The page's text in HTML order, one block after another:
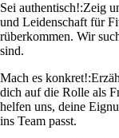
Sei authentisch!:Zeig
und Leidenschaft für
rüberkommen. Wir
sind.
Mach es konkret!:
dich auf die Rolle als
helfen uns, deine
ins Team passt.